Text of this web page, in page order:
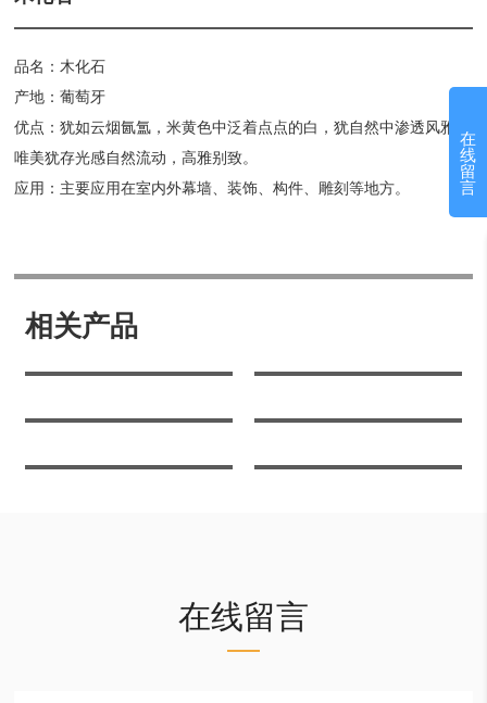
品名：木化石
产地：葡萄牙
优点：犹如云烟氤氲，米黄色中泛着点点的白，犹自然中渗透风雅，
唯美犹存光感自然流动，高雅别致。
应用：主要应用在室内外幕墙、装饰、构件、雕刻等地方。
相关产品
在线留言
在
线
留
言